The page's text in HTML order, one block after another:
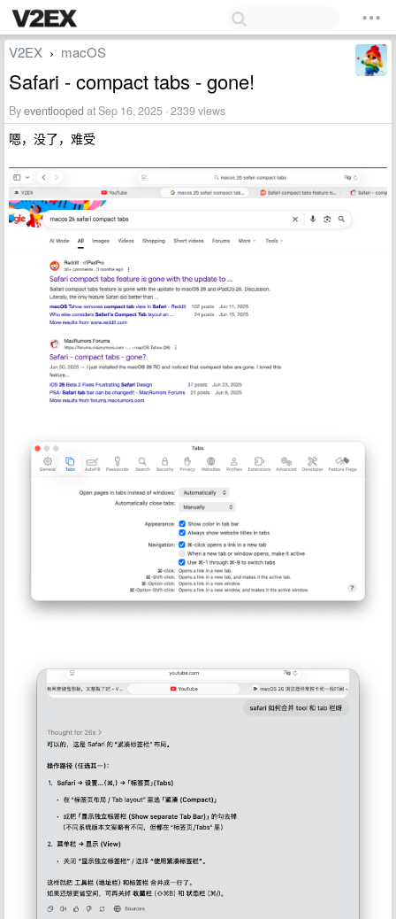
V2EX › macOS
Safari - compact tabs - gone!
Byeventlooped at Sep 16, 2025 · 2339 views
嗯，没了，难受